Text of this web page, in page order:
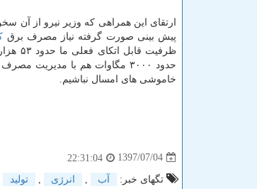
پیش بینی صورت گرفته نیاز مصرف برق
ظرفیت قابل اتكای فعلی ما حدود ۵۳ هزار مگاوات است مقرر شده تا بیش از ۵۰۰۰ مگاوات از این
خاموشی های امسال نباشیم.
1397/07/04
22:31:04
تگهای خبر: آب انرژی تولید